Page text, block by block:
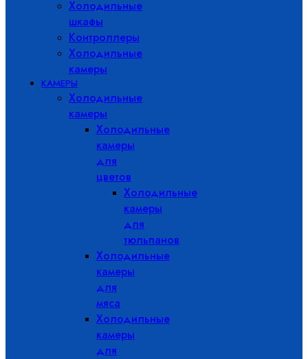
Холодильные
шкафы
Контроллеры
Холодильные
камеры
КАМЕРЫ
Холодильные
камеры
Холодильные
камеры
для
цветов
Холодильные
камеры
для
тюльпанов
Холодильные
камеры
для
мяса
Холодильные
камеры
для